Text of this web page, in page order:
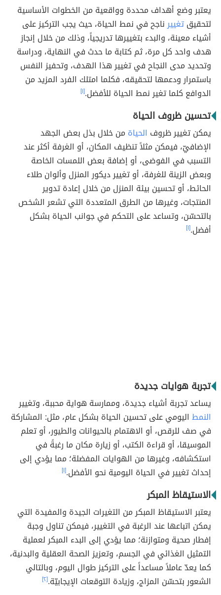
يعتبر وضع أهداف محددة وواقعية من الخطوات الأساسية
لتحقيقتغييرناجح في نمط الحياة، حيث يجب التركيز على
أشياء معينة، والبدء بتغييرها تدريجياً، وذلك من خلال إنجاز
هدف واحد كل مرة، ثم كتابة ما حدث في النهاية، ودراسة
وتحديد مدى النجاح في تغيير هذا الهدف، وتحفيز النفس
باستمرار ودعمها لتحقيقه، فكلما امتلك الفرد المزيد من
الدوافع كلما تغير نمط الحياة للأفضل.[١]
تحسين ظروف الحياة
يمكن تغيير ظروف الحياة من خلال بذل بعض الجهد
الإضافيّ، فيمكن مثلاً تنظيف المكان، أو الغرفة أكثر عند
التسبب في الفوضى، أو إضافة بعض اللمسات الخاصة
وبعض الزينة للغرفة، أو تغيير ديكور المنزل وألوان طلاء
الحائط، أو تحسين بيئة المنزل من خلال إعادة تدوير
المنتجات، وغيرها من الطرق المتعددة التي تشعر الشخص
بالتحسّن، وتساعد على التحكم في جوانب الحياة بشكل
أفضل.[١]
تجربة هوايات جديدة
يساعد تجربة أشياء جديدة، وممارسة هواية محببة، وتغيير
النمط اليومي على تحسين الحياة بشكل عام، مثل: المشاركة
في صف للرقص، أو الاهتمام بالحيوانات والطيور، أو تعلم
الموسيقا، أو قراءة الكتب، أو زيارة مكان ما رغبةً في
استكشافه، وغيرها من الهوايات المفضلة؛ مما يؤدي إلى
إحداث تغيير في الحياة اليومية نحو الأفضل.[١]
الاستيقاظ المبكر
يعتبر الاستيقاظ المبكر من التغيرات الجيدة والمفيدة التي
يمكن اتباعها عند الرغبة في التغيير، فيمكن تناول وجبة
إفطار صحية ومتوازنة؛ مما يؤدي إلى البدء المبكر لعملية
التمثيل الغذائي في الجسم، وتعزيز الصحة العقلية والبدنية،
كما يعدّ عاملاً مساعداً على التركيز طوال اليوم، وبالتالي
الشعور بتحسّن المزاج، وزيادة التوقعات الإيجابيّة.[٢]